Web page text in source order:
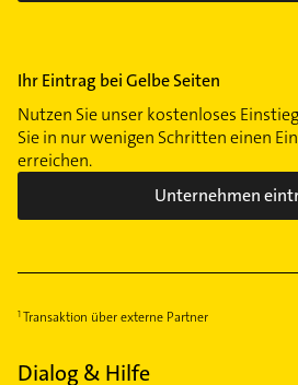
Ihr Eintrag bei Gelbe Seiten
Nutzen Sie unser kostenloses
Sie in nur wenigen Schritten einen
erreichen.
Unternehmen
Transaktion über externe Partner
Dialog & Hilfe